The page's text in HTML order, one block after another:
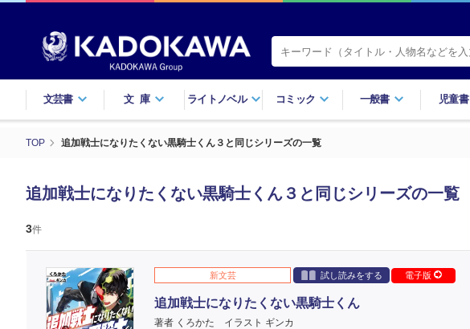
文芸書 文庫 ライトノベル コミック 一般書 児童書
TOP 追加戦士になりたくない黒騎士くん３と同じシリーズの一覧
追加戦士になりたくない黒騎士くん３と同じシリーズの一覧
3件
新文芸 試し読みをする 電子版
追加戦士になりたくない黒騎士くん
著者 くろかた イラスト ギンカ